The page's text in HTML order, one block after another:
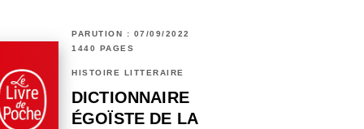
PARUTION : 07/09/2022
1440 PAGES
HISTOIRE LITTÉRAIRE
DICTIONNAIRE
ÉGOÏSTE DE LA